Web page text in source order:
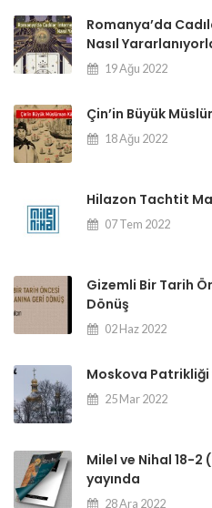
Romanya’da
Nasıl
19 Ağu 2022
Çin’in Büyük
18 Ağu 2022
Hilazon Tachtit
07 Tem 2022
Gizemli Bir Tarih
Dönüş
02 Haz 2022
Moskova Patrikliği
25 Mar 2022
Milel ve Nihal 18-2
yayında
28 Ara 2022